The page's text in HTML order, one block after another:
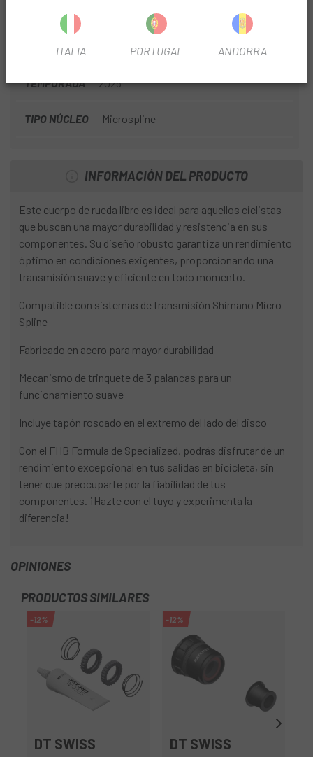
SPECIALIZED
FICHA DE PRODUCTO
TEMPORADA 2025
TIPO NÚCLEO Microspline
INFORMACIÓN DEL PRODUCTO
Este cuerpo de rueda libre es ideal para aquellos ciclistas
que buscan una mayor durabilidad y resistencia en sus
componentes. Su diseño robusto garantiza un rendimiento
óptimo en condiciones exigentes, proporcionando una
transmisión suave y eficiente en todo momento.
Compatible con sistemas de transmisión Shimano Micro
Spline
Fabricado en acero para mayor durabilidad
Mecanismo de trinquete de 3 palancas para un
funcionamiento suave
Incluye tapón roscado en el extremo del lado del disco
Con el FHB Formula de Specialized, podrás disfrutar de un
rendimiento excepcional en tus salidas en bicicleta, sin
tener que preocuparte por la fiabilidad de tus
componentes. ¡Hazte con el tuyo y experimenta la
diferencia!
OPINIONES
PRODUCTOS SIMILARES
-12%
DT SWISS
-12%
DT SWISS
ITALIA PORTUGAL ANDORRA